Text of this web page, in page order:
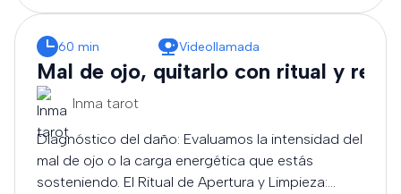
60 min Videollamada
Mal de ojo, quitarlo con ritual y
Inma tarot
Diagnóstico del daño: Evaluamos la intensidad del
mal de ojo o la carga energética que estás
sosteniendo. El Ritual de Apertura y Limpieza: